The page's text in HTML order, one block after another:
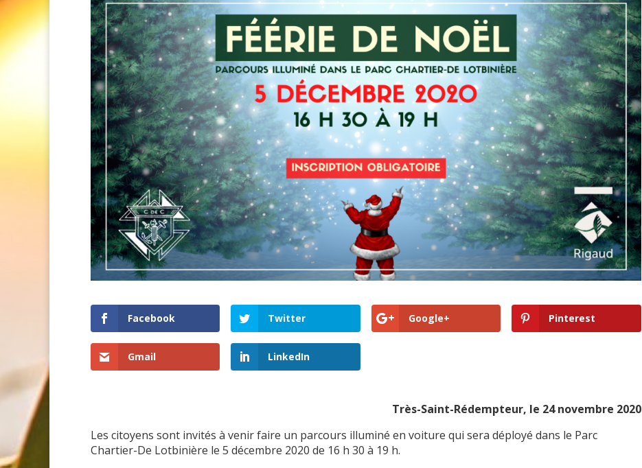
Facebook Twitter Google+ Pinterest
Gmail LinkedIn
Très-Saint-Rédempteur, le 24 novembre 2020
Les citoyens sont invités à venir faire un parcours illuminé en voiture qui sera déployé dans le Parc
Chartier-De Lotbinière le 5 décembre 2020 de 16 h 30 à 19 h.